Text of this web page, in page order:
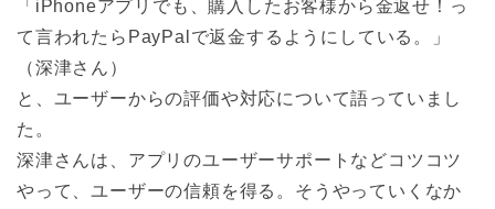
「iPhoneアプリでも、購入したお客様から金返せ！っ
て言われたらPayPalで返金するようにしている。」
（深津さん）
と、ユーザーからの評価や対応について語っていまし
た。
深津さんは、アプリのユーザーサポートなどコツコツ
やって、ユーザーの信頼を得る。そうやっていくなか